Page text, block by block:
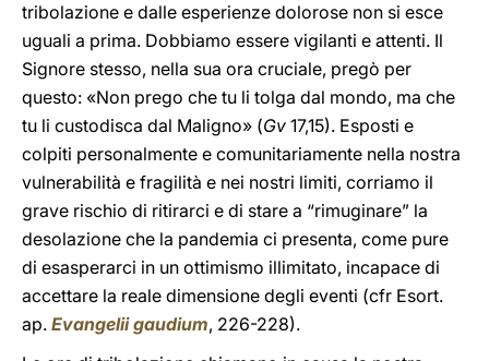
tribolazione e dalle esperienze dolorose non si esce
uguali a prima. Dobbiamo essere vigilanti e attenti. Il
Signore stesso, nella sua ora cruciale, pregò per
questo: «Non prego che tu li tolga dal mondo, ma che
tu li custodisca dal Maligno» (Gv 17,15). Esposti e
colpiti personalmente e comunitariamente nella nostra
vulnerabilità e fragilità e nei nostri limiti, corriamo il
grave rischio di ritirarci e di stare a “rimuginare” la
desolazione che la pandemia ci presenta, come pure
di esasperarci in un ottimismo illimitato, incapace di
accettare la reale dimensione degli eventi (cfr Esort.
ap. Evangelii gaudium, 226-228).